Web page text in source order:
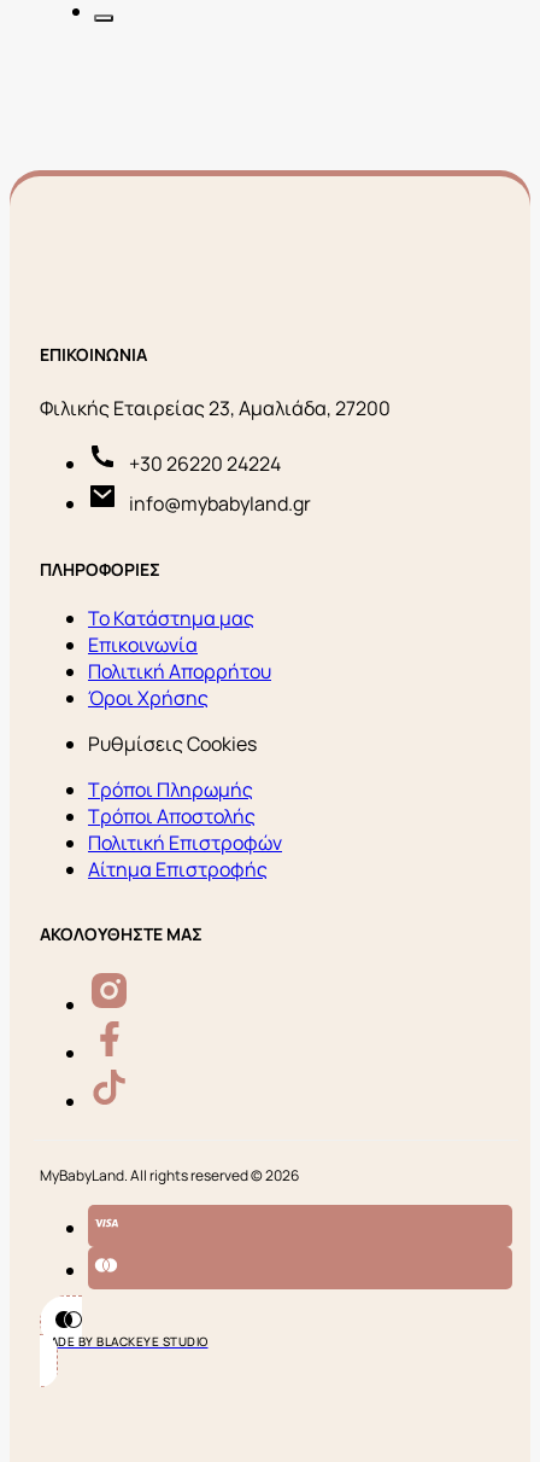
ΕΠΙΚΟΙΝΩΝΙΑ
Φιλικής Εταιρείας 23, Αμαλιάδα, 27200
+30 26220 24224
info@mybabyland.gr
ΠΛΗΡΟΦΟΡΙΕΣ
Το Κατάστημα μας
Επικοινωνία
Πολιτική Απορρήτου
Όροι Χρήσης
Ρυθμίσεις Cookies
Τρόποι Πληρωμής
Τρόποι Αποστολής
Πολιτική Επιστροφών
Αίτημα Επιστροφής
ΑΚΟΛΟΥΘΗΣΤΕ ΜΑΣ
MyBabyLand. All rights reserved © 2026
MADE BY BLACKEYE STUDIO